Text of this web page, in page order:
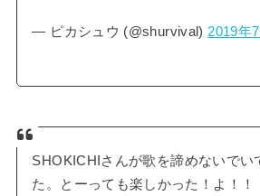
— ピカシュウ (@shurvival) 2019年
SHOKICHIさんが歌を諦めないでい
た。とーっても楽しかった！よ！！